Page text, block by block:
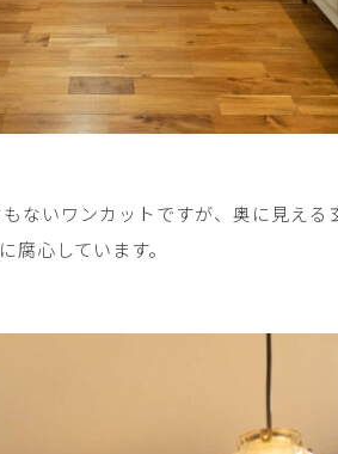
ないワンカットですが、奥に見え
腐心しています。